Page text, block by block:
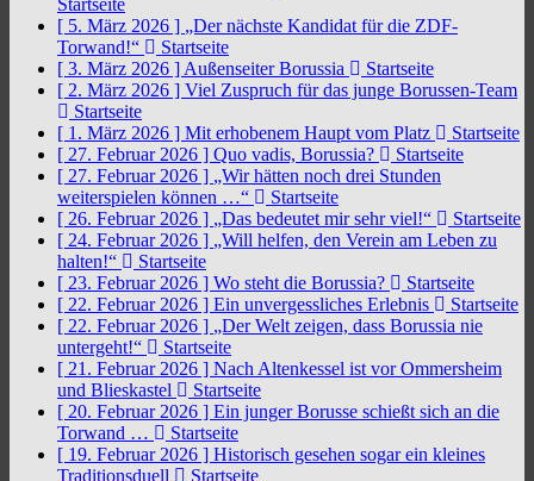
Startseite
[ 5. März 2026 ] „Der nächste Kandidat für die ZDF-
Torwand!“
Startseite
[ 3. März 2026 ] Außenseiter Borussia
Startseite
[ 2. März 2026 ] Viel Zuspruch für das junge Borussen-Team
Startseite
[ 1. März 2026 ] Mit erhobenem Haupt vom Platz
Startseite
[ 27. Februar 2026 ] Quo vadis, Borussia?
Startseite
[ 27. Februar 2026 ] „Wir hätten noch drei Stunden
weiterspielen können …“
Startseite
[ 26. Februar 2026 ] „Das bedeutet mir sehr viel!“
Startseite
[ 24. Februar 2026 ] „Will helfen, den Verein am Leben zu
halten!“
Startseite
[ 23. Februar 2026 ] Wo steht die Borussia?
Startseite
[ 22. Februar 2026 ] Ein unvergessliches Erlebnis
Startseite
[ 22. Februar 2026 ] „Der Welt zeigen, dass Borussia nie
untergeht!“
Startseite
[ 21. Februar 2026 ] Nach Altenkessel ist vor Ommersheim
und Blieskastel
Startseite
[ 20. Februar 2026 ] Ein junger Borusse schießt sich an die
Torwand …
Startseite
[ 19. Februar 2026 ] Historisch gesehen sogar ein kleines
Traditionsduell
Startseite